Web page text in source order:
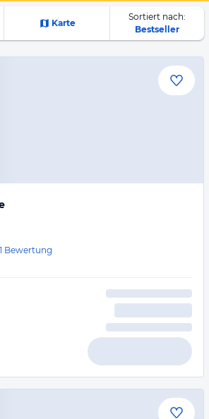
Karte
Sortiert nach:
Bestseller
1 Bewertung